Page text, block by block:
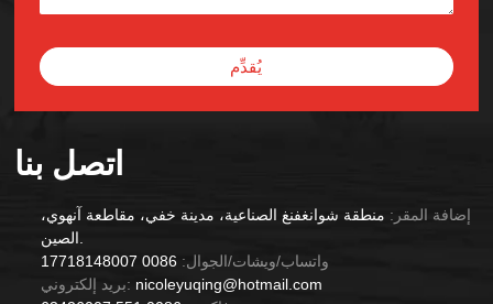
اتصل بنا
إضافة المقر: منطقة شوانغفنغ الصناعية، مدينة خفي، مقاطعة آنهوي،
واتساب/ويشات/الجوال: 0086 17718148007
بريد إلكتروني: nicoleyuqing@hotmail.com
يُقدِّم